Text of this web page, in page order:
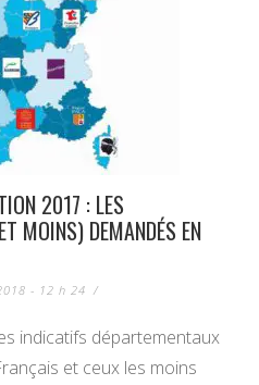
2017 : LES
MOINS) DEMANDÉS EN
- 12 h 24 /
indicatifs départementaux
et ceux les moins